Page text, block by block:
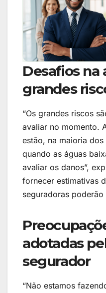
Desafios na
grandes
“Os grandes riscos
avaliar no momento.
estão, na maioria
quando as águas
avaliar os danos”,
fornecer estimativas
seguradoras
adotadas
segurador
“Não estamos